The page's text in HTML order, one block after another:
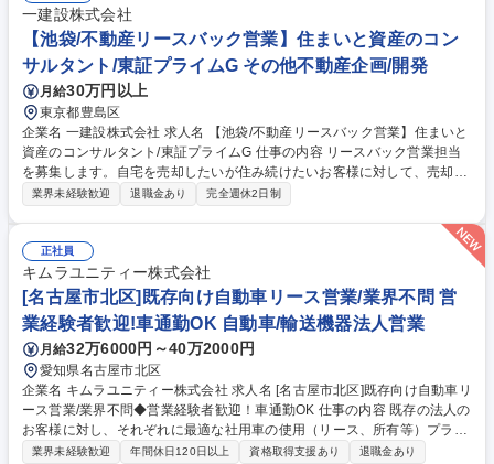
環境で 募集職種 【大阪/機器リースの法人営業】ダスキン加盟店向け/東証
プライム上場グループ
一建設株式会社
【池袋/不動産リースバック営業】住まいと資産のコン
サルタント/東証プライムG その他不動産企画/開発
月給30万円以上
東京都豊島区
企業名 一建設株式会社 求人名 【池袋/不動産リースバック営業】住まいと
資産のコンサルタント/東証プライムG 仕事の内容 リースバック営業担当
を募集します。自宅を売却したいが住み続けたいお客様に対して、売却か
ら賃貸までを提案・契約する仕事です。 ※変更の範囲：当社業務全般
動産査定および提案資料作成 ■仕入契約（不動産売買契約・賃貸借契約）
に関する業務 ■仲介業者との折衝 ■販売契約・決済に関する業務 ■販売物
件についての広告活動 募集職種 【池袋/不動産リースバック営業】住まい
と資産のコンサルタント/東証プライムG
業界未経験歓迎 退職金あり 完全週休2日制
正社員
キムラユニティー株式会社
[名古屋市北区]既存向け自動車リース営業/業界不問 営
業経験者歓迎!車通勤OK 自動車/輸送機器法人営業
月給32万6000円～40万2000円
愛知県名古屋市北区
企業名 キムラユニティー株式会社 求人名 [名古屋市北区]既存向け自動車リ
ース営業/業界不問◆営業経験者歓迎！車通勤OK 仕事の内容 既存の法人の
お客様に対し、それぞれに最適な社用車の使用（リース、所有等）プラン
を作り、ご契約に繋げる仕事です。 仕事としては「お貸しすること」です
業界未経験歓迎 年間休日120日以上 資格取得支援あり 退職金あり